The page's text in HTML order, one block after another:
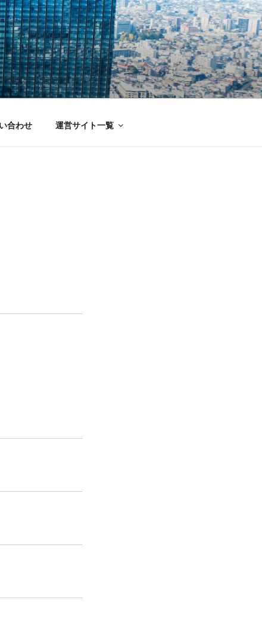
合わせ 運営サイト一覧